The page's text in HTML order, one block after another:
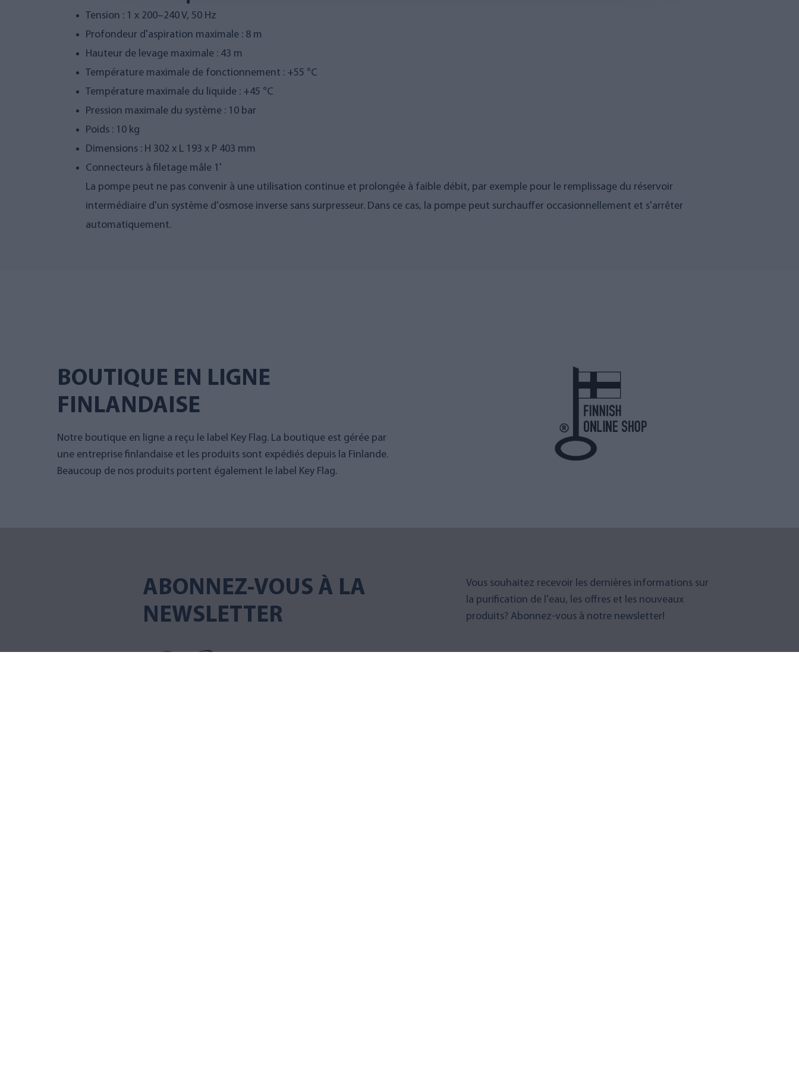
Tension : 1 x 200–240 V, 50 Hz
Profondeur d'aspiration maximale : 8 m
Hauteur de levage maximale : 43 m
Température maximale de fonctionnement : +55 °C
Température maximale du liquide : +45 °C
Pression maximale du système : 10 bar
Poids : 10 kg
Dimensions : H 302 x L 193 x P 403 mm
Connecteurs à filetage mâle 1'
La pompe peut ne pas convenir à une utilisation continue et prolongée à faible débit, par exemple pour le remplissage du réservoir
intermédiaire d'un système d'osmose inverse sans surpresseur. Dans ce cas, la pompe peut surchauffer occasionnellement et s'arrêter
automatiquement.
BOUTIQUE EN LIGNE
FINLANDAISE
Notre boutique en ligne a reçu le label Key Flag. La boutique est gérée par
une entreprise finlandaise et les produits sont expédiés depuis la Finlande.
Beaucoup de nos produits portent également le label Key Flag.
ABONNEZ-VOUS À LA
NEWSLETTER
Vous souhaitez recevoir les dernières informations sur
la purification de l'eau, les offres et les nouveaux
produits? Abonnez-vous à notre newsletter!